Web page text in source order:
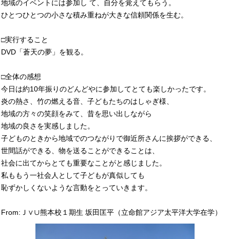
地域のイベントには参加し て、自分を覚えてもらう。
ひとつひとつの小さな積み重ねが大きな信頼関係を生む。
□実行すること
DVD「蒼天の夢」を観る。
□全体の感想
今日は約10年振りのどんどやに参加してとても楽しかったです。
炎の熱さ、竹の燃える音、子どもたちのはしゃぎ様、
地域の方々の笑顔をみて、昔を思い出しながら
地域の良さを実感しました。
子どものときから地域でのつながりで御近所さんに挨拶ができる、
世間話ができる、物を送ることができることは、
社会に出てからとても重要なことがと感じました。
私ももう一社会人として子どもが真似しても
恥ずかしくないような言動をとっていきます。
From:Ｊ∨∪熊本校１期生 坂田匡平（立命館アジア太平洋大学在学）